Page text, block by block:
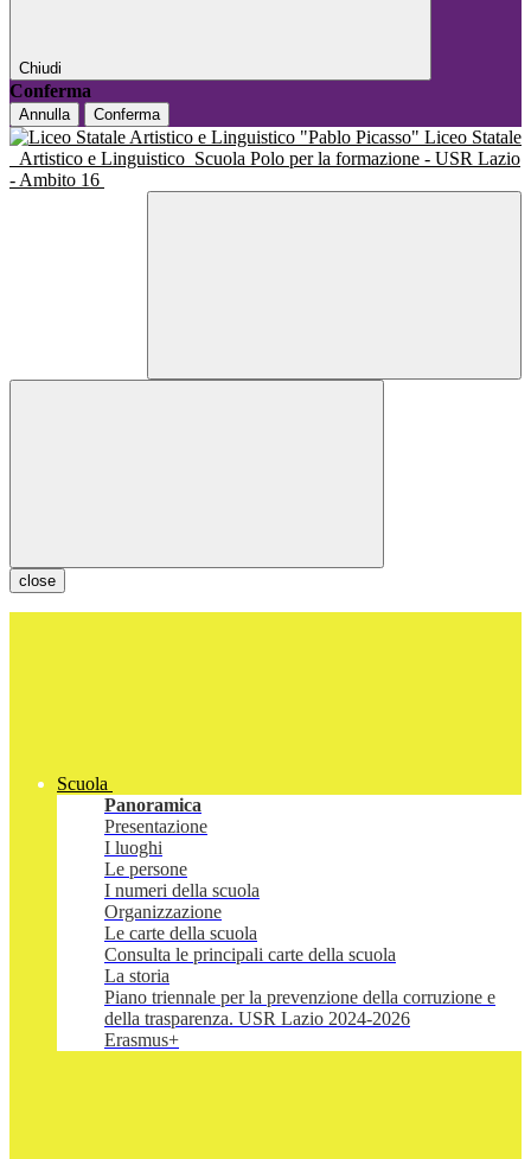
Chiudi
Conferma
Annulla Conferma
Liceo Statale
Artistico e Linguistico Scuola Polo per la formazione - USR Lazio
- Ambito 16
close
Scuola
Panoramica
Presentazione
I luoghi
Le persone
I numeri della scuola
Organizzazione
Le carte della scuola
Consulta le principali carte della scuola
La storia
Piano triennale per la prevenzione della corruzione e
della trasparenza. USR Lazio 2024-2026
Erasmus+